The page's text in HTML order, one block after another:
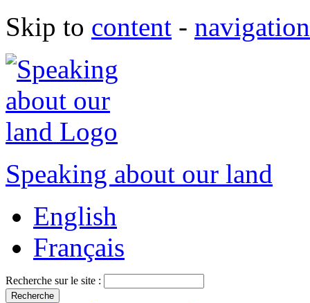
Skip to content - navigation
Speaking about our land
English
Français
Recherche sur le site :